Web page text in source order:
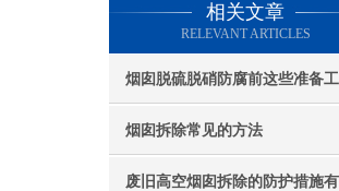
相关文章
RELEVANT ARTICLES
烟囱拆除常见的方法